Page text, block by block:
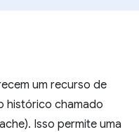
um recurso de
histórico chamado
Isso permite uma